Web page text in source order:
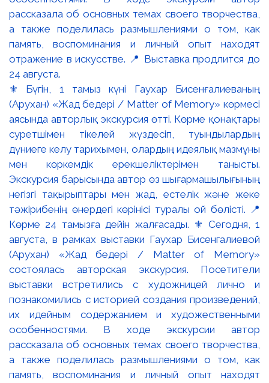
⚜️ Бүгін, 1 тамыз күні Гаухар Бисенғалиеваның
(Арухан) «Жад бедері / Matter of Memory» көрмесі
аясында авторлық экскурсия өтті. Көрме қонақтары
суретшімен тікелей жүздесіп, туындылардың
дүниеге келу тарихымен, олардың идеялық мазмұны
мен көркемдік ерекшеліктерімен танысты.
Экскурсия барысында автор өз шығармашылығының
негізгі тақырыптары мен жад, естелік және жеке
тәжірибенің өнердегі көрінісі туралы ой бөлісті. 📍
Көрме 24 тамызға дейін жалғасады. ⚜️ Сегодня, 1
августа, в рамках выставки Гаухар Бисенгалиевой
(Арухан) «Жад бедері / Matter of Memory»
состоялась авторская экскурсия. Посетители
выставки встретились с художницей лично и
познакомились с историей создания произведений,
их идейным содержанием и художественными
особенностями. В ходе экскурсии автор
рассказала об основных темах своего творчества,
а также поделилась размышлениями о том, как
память, воспоминания и личный опыт находят